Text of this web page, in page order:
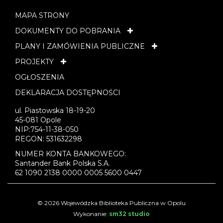
MAPA STRONY
DOKUMENTY DO POBRANIA
PLANY I ZAMÓWIENIA PUBLICZNE
PROJEKTY
OGŁOSZENIA
DEKLARACJA DOSTĘPNOŚCI
ul. Piastowska 18-19-20
45-081 Opole
NIP:754-11-38-050
REGON: 531632298
NUMER KONTA BANKOWEGO:
Santander Bank Polska S.A.
62 1090 2138 0000 0005 5600 0447
© 2026 Wojewódzka Biblioteka Publiczna w Opolu
Wykonanie: sm32 studio